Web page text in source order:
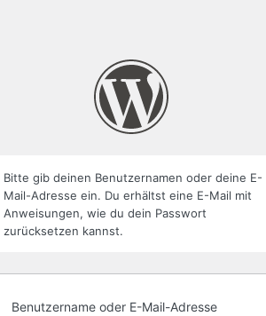
Bitte gib deinen Benutzernamen oder deine E-
Mail-Adresse ein. Du erhältst eine E-Mail mit
Anweisungen, wie du dein Passwort
zurücksetzen kannst.
Benutzername oder E-Mail-Adresse